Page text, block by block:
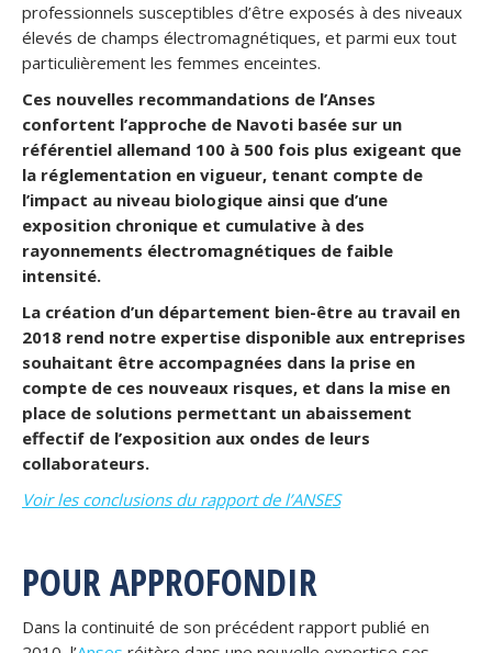
professionnels susceptibles d’être exposés à des niveaux
élevés de champs électromagnétiques, et parmi eux tout
particulièrement les femmes enceintes.
Ces nouvelles recommandations de l’Anses
confortent l’approche de Navoti basée sur un
référentiel allemand 100 à 500 fois plus exigeant que
la réglementation en vigueur, tenant compte de
l’impact au niveau biologique ainsi que d’une
exposition chronique et cumulative à des
rayonnements électromagnétiques de faible
intensité.
La création d’un département bien-être au travail en
2018 rend notre expertise disponible aux entreprises
souhaitant être accompagnées dans la prise en
compte de ces nouveaux risques, et dans la mise en
place de solutions permettant un abaissement
effectif de l’exposition aux ondes de leurs
collaborateurs.
Voir les conclusions du rapport de l’ANSES
POUR APPROFONDIR
Dans la continuité de son précédent rapport publié en